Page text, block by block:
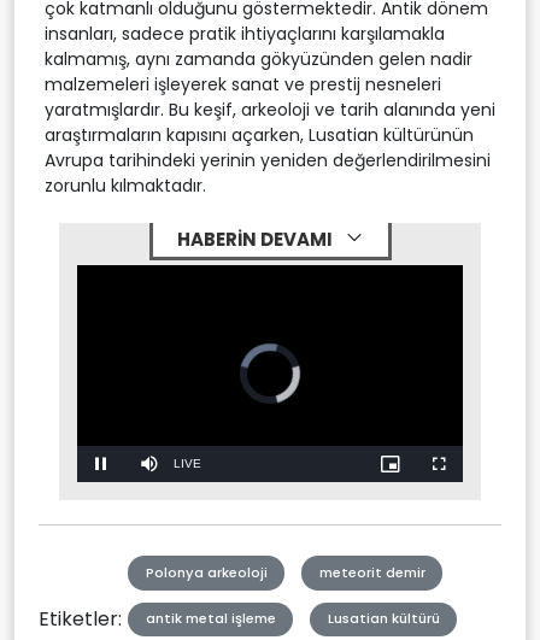
çok katmanlı olduğunu göstermektedir. Antik dönem
insanları, sadece pratik ihtiyaçlarını karşılamakla
kalmamış, aynı zamanda gökyüzünden gelen nadir
malzemeleri işleyerek sanat ve prestij nesneleri
yaratmışlardır. Bu keşif, arkeoloji ve tarih alanında yeni
araştırmaların kapısını açarken, Lusatian kültürünün
Avrupa tarihindeki yerinin yeniden değerlendirilmesini
zorunlu kılmaktadır.
HABERİN DEVAMI
Video
Player
is
loading.
Pause Mute Stream
LIVE
Picture-
in-
Fullscreen
Etiketler:
Polonya arkeoloji meteorit demir
antik metal işleme Lusatian kültürü